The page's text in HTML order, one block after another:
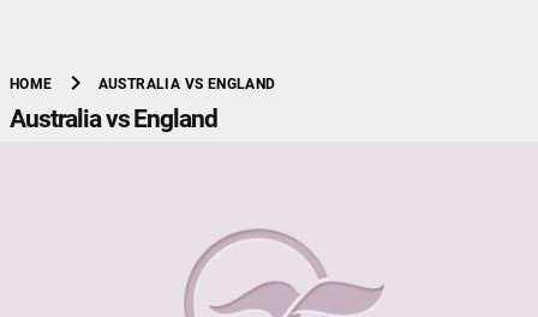
HOME chevron_right AUSTRALIA VS ENGLAND
Australia vs England